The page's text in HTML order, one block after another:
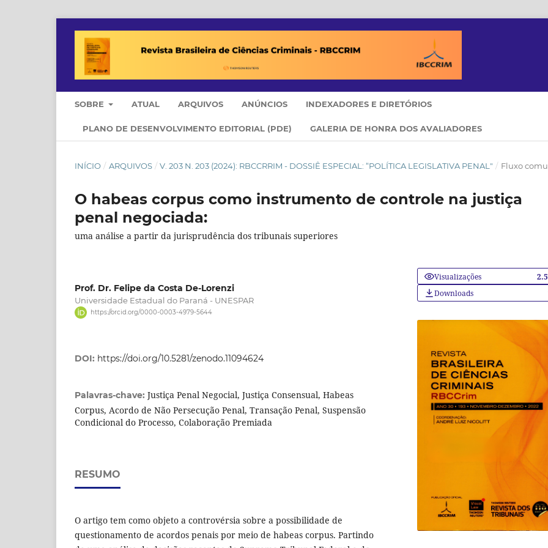
SOBRE ATUAL ARQUIVOS ANÚNCIOS INDEXADORES E DIRETÓRIOS
PLANO DE DESENVOLVIMENTO EDITORIAL (PDE) GALERIA DE HONRA DOS AVALIADORES
INÍCIO / ARQUIVOS / V. 203 N. 203 (2024): RBCCRRIM - DOSSIÊ ESPECIAL: “POLÍTICA LEGISLATIVA PENAL" / Fluxo
O habeas corpus como instrumento de controle na justiça
penal negociada:
uma análise a partir da jurisprudência dos tribunais superiores
Prof. Dr. Felipe da Costa De-Lorenzi
Universidade Estadual do Paraná - UNESPAR
https://orcid.org/0000-0003-4979-5644
DOI: https://doi.org/10.5281/zenodo.11094624
Palavras-chave: Justiça Penal Negocial, Justiça Consensual, Habeas
Corpus, Acordo de Não Persecução Penal, Transação Penal, Suspensão
Condicional do Processo, Colaboração Premiada
RESUMO
O artigo tem como objeto a controvérsia sobre a possibilidade de
questionamento de acordos penais por meio de habeas corpus. Partindo
Visualizações
Downloads